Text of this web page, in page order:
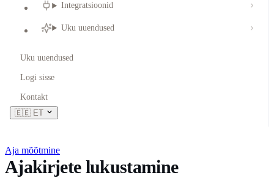
Integratsioonid
Uku uuendused
Uku uuendused
Logi sisse
Kontakt
🇪🇪 ET
Aja mõõtmine
Ajakirjete lukustamine